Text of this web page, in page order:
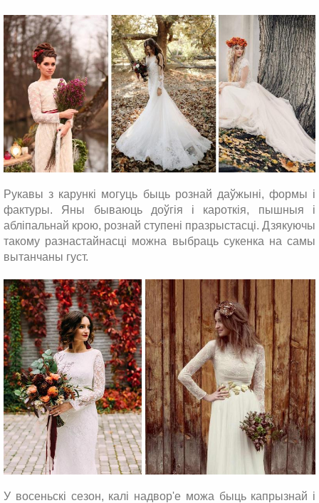
Рукавы з карункі могуць быць рознай даўжыні, формы і
фактуры. Яны бываюць доўгія і кароткія, пышныя і
абліпальнай крою, рознай ступені празрыстасці. Дзякуючы
такому разнастайнасці можна выбраць сукенка на самы
вытанчаны густ.
У восеньскі сезон, калі надвор'е можа быць капрызнай і